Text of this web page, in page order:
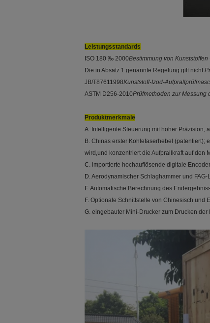
Leistungsstandards
ISO 180 ‰ 2000Bestimmung von
Die in Absatz 1 genannte Regelung gilt nicht.
JB/T87611998Kunststoff-Izod-
ASTM D256-2010Prüfmethoden zur Messung
Produktmerkmale
A. Intelligente Steuerung mit hoher Präzision,
B. Chinas erster Kohlefaserhebel (patentiert);
wird,und konzentriert die Aufprallkraft auf den
C. importierte hochauflösende digitale
D. Aerodynamischer Schlaghammer und
E.Automatische Berechnung des
F. Optionale Schnittstelle von Chinesisch und
G. eingebauter Mini-Drucker zum Drucken der